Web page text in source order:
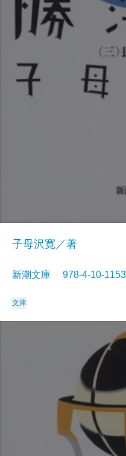
子母沢寛／著
新潮文庫 978-4-10-
文庫